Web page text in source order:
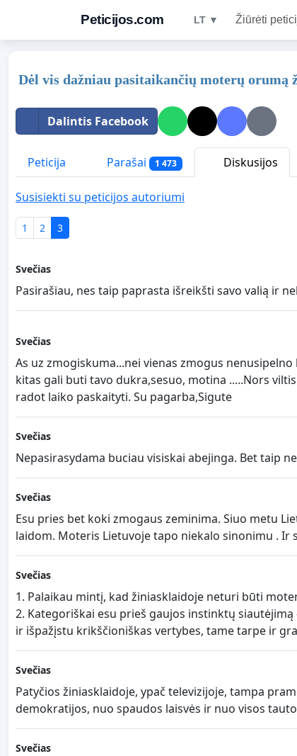
Peticijos.com LT ▼ Žiūrėti
Dėl vis dažniau pasitaikančių moterų orumą
Dalintis Facebook
Peticija Parašai 1 473 Diskusijos
Susisiekti su peticijos autoriumi
1 2 3
Svečias
Pasirašiau, nes taip paprasta išreikšti savo valią ir
Svečias
As uz zmogiskuma...nei vienas zmogus
kitas gali buti tavo dukra,sesuo, motina .....Nors
radot laiko paskaityti. Su pagarba,Sigute
Svečias
Nepasirasydama buciau visiskai abejinga. Bet taip
Svečias
Esu pries bet koki zmogaus zeminima. Siuo metu
laidom. Moteris Lietuvoje tapo niekalo sinonimu .
Svečias
1. Palaikau mintį, kad žiniasklaidoje neturi būti
2. Kategoriškai esu prieš gaujos instinktų
ir išpažįstu krikščioniškas vertybes, tame tarpe ir
Svečias
Patyčios žiniasklaidoje, ypač televizijoje, tampa
demokratijos, nuo spaudos laisvės ir nuo visos
Svečias